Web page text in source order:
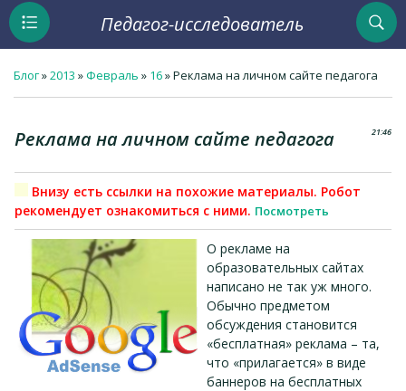
Педагог-исследователь
Блог»2013 »Февраль » 16» Реклама на личном сайте педагога
21:46
Реклама на личном сайте педагога
Внизу есть ссылки на похожие материалы. Робот
рекомендует ознакомиться с ними. Посмотреть
О рекламе на
образовательных сайтах
написано не так уж много.
Обычно предметом
обсуждения становится
«бесплатная» реклама – та,
что «прилагается» в виде
баннеров на бесплатных